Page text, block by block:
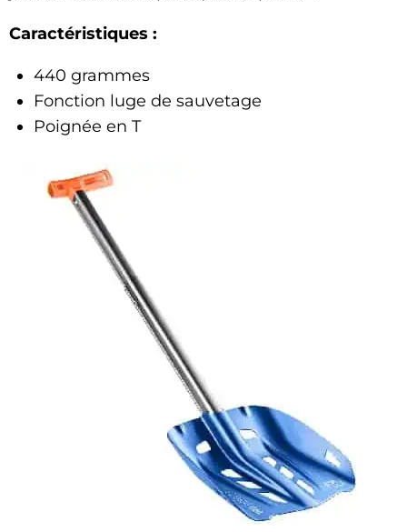
Caractéristiques :
440 grammes
Fonction luge de sauvetage
Poignée en T